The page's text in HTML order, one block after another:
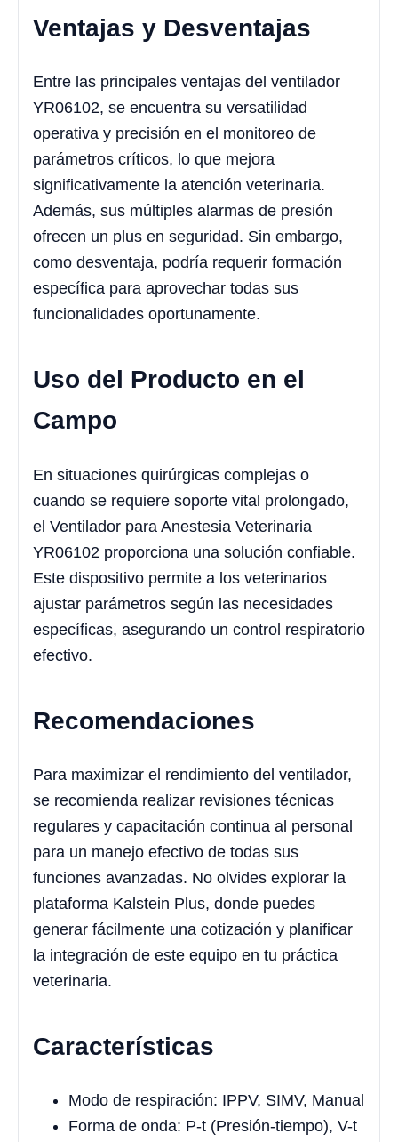
Ventajas y Desventajas
Entre las principales ventajas del ventilador
YR06102, se encuentra su versatilidad
operativa y precisión en el monitoreo de
parámetros críticos, lo que mejora
significativamente la atención veterinaria.
Además, sus múltiples alarmas de presión
ofrecen un plus en seguridad. Sin embargo,
como desventaja, podría requerir formación
específica para aprovechar todas sus
funcionalidades oportunamente.
Uso del Producto en el
Campo
En situaciones quirúrgicas complejas o
cuando se requiere soporte vital prolongado,
el Ventilador para Anestesia Veterinaria
YR06102 proporciona una solución confiable.
Este dispositivo permite a los veterinarios
ajustar parámetros según las necesidades
específicas, asegurando un control respiratorio
efectivo.
Recomendaciones
Para maximizar el rendimiento del ventilador,
se recomienda realizar revisiones técnicas
regulares y capacitación continua al personal
para un manejo efectivo de todas sus
funciones avanzadas. No olvides explorar la
plataforma Kalstein Plus, donde puedes
generar fácilmente una cotización y planificar
la integración de este equipo en tu práctica
veterinaria.
Características
Modo de respiración: IPPV, SIMV, Manual
Forma de onda: P-t (Presión-tiempo), V-t